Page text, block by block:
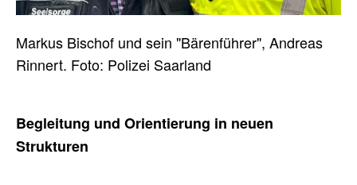
Markus Bischof und sein "Bärenführer", Andreas
Rinnert. Foto: Polizei Saarland
Begleitung und Orientierung in neuen
Strukturen